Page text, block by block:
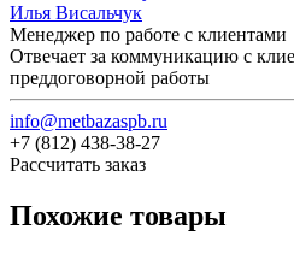
Илья Висальчук
Менеджер по работе с клиентами
Отвечает за коммуникацию с
преддоговорной работы
info@metbazaspb.ru
+7 (812) 438-38-27
Рассчитать заказ
Похожие товары